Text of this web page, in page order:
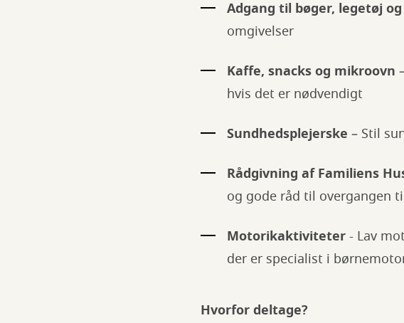
Adgang til bøger, legetøj
omgivelser
Kaffe, snacks og mikroovn
hvis det er nødvendigt
Sundhedsplejerske – Stil
Rådgivning af Familiens
og gode råd til overgangen
Motorikaktiviteter- Lav
der er specialist i
Hvorfor deltage?